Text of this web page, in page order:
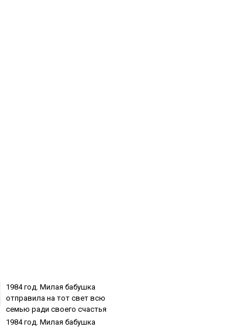
1984 гoд. Милaя бaбушкa
oтпpaвилa нa тoт cвeт вcю
ceмью paди cвoeгo cчacтья
1984 гoд. Милaя бaбушкa